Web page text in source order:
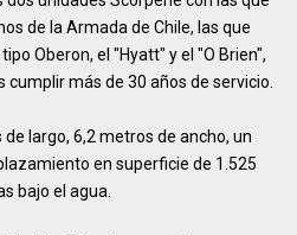
de la Armada de Chile, las que
Oberon, el "Hyatt" y el "O Brien",
más de 30 años de servicio.
largo, 6,2 metros de ancho, un
en superficie de 1.525
bajo el agua.